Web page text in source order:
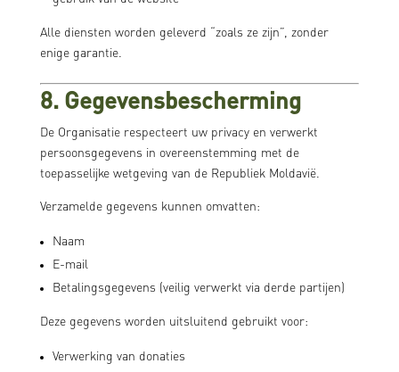
Alle diensten worden geleverd “zoals ze zijn”, zonder
enige garantie.
8. Gegevensbescherming
De Organisatie respecteert uw privacy en verwerkt
persoonsgegevens in overeenstemming met de
toepasselijke wetgeving van de Republiek Moldavië.
Verzamelde gegevens kunnen omvatten:
Naam
E-mail
Betalingsgegevens (veilig verwerkt via derde partijen)
Deze gegevens worden uitsluitend gebruikt voor:
Verwerking van donaties